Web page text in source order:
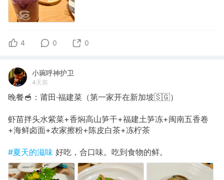
4 0 0
小琬呼神护卫
4天前
晚餐🥣：莆田·福建菜（第一家开在新加坡🇸🇬）
虾苗拌头水紫菜+香焖高山笋干+福建土笋冻+闽南五香卷
+海鲜卤面+农家擦粉+陈皮白茶+冻柠茶
#夏天的滋味 好吃，合口味。吃到食物的鲜。